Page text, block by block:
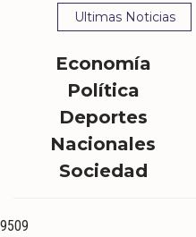
Ultimas Noticias
Economía
Política
Deportes
Nacionales
Sociedad
9509